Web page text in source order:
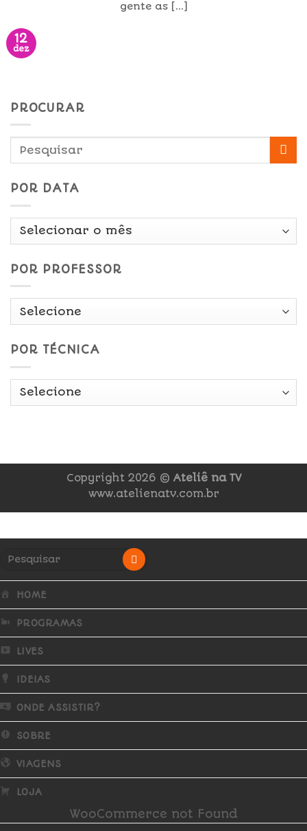
gente as [...]
12
dez
PROCURAR
POR DATA
Por
POR PROFESSOR
POR TÉCNICA
Copyright 2026 © Ateliê na TV
www.atelienatv.com.br
HOME
PROGRAMAS
LIVES
IDEIAS
ONDE ASSISTIR?
SOBRE
VIAGENS
LOJA
WooCommerce not Found